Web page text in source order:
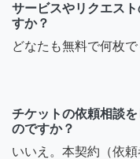
サービスやリクエス
すか？
どなたも無料で何枚
チケットの依頼相談
のですか？
いいえ。本契約（依